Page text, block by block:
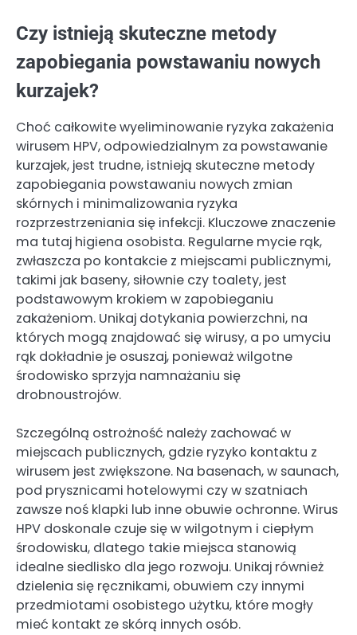
Czy istnieją skuteczne metody
zapobiegania powstawaniu nowych
kurzajek?
Choć całkowite wyeliminowanie ryzyka zakażenia
wirusem HPV, odpowiedzialnym za powstawanie
kurzajek, jest trudne, istnieją skuteczne metody
zapobiegania powstawaniu nowych zmian
skórnych i minimalizowania ryzyka
rozprzestrzeniania się infekcji. Kluczowe znaczenie
ma tutaj higiena osobista. Regularne mycie rąk,
zwłaszcza po kontakcie z miejscami publicznymi,
takimi jak baseny, siłownie czy toalety, jest
podstawowym krokiem w zapobieganiu
zakażeniom. Unikaj dotykania powierzchni, na
których mogą znajdować się wirusy, a po umyciu
rąk dokładnie je osuszaj, ponieważ wilgotne
środowisko sprzyja namnażaniu się
drobnoustrojów.
Szczególną ostrożność należy zachować w
miejscach publicznych, gdzie ryzyko kontaktu z
wirusem jest zwiększone. Na basenach, w saunach,
pod prysznicami hotelowymi czy w szatniach
zawsze noś klapki lub inne obuwie ochronne. Wirus
HPV doskonale czuje się w wilgotnym i ciepłym
środowisku, dlatego takie miejsca stanowią
idealne siedlisko dla jego rozwoju. Unikaj również
dzielenia się ręcznikami, obuwiem czy innymi
przedmiotami osobistego użytku, które mogły
mieć kontakt ze skórą innych osób.